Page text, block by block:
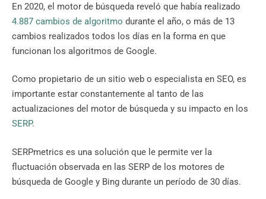
En 2020, el motor de búsqueda reveló que había realizado
4.887 cambios de algoritmo durante el año, o más de 13
cambios realizados todos los días en la forma en que
funcionan los algoritmos de Google.
Como propietario de un sitio web o especialista en SEO, es
importante estar constantemente al tanto de las
actualizaciones del motor de búsqueda y su impacto en los
SERP.
SERPmetrics es una solución que le permite ver la
fluctuación observada en las SERP de los motores de
búsqueda de Google y Bing durante un período de 30 días.